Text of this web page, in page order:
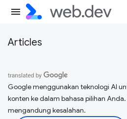
Articles
Google menggunakan teknologi AI
konten ke dalam bahasa pilihan
mengandung kesalahan.